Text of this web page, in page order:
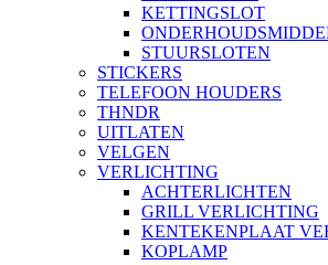
KETTINGSLOT
STUURSLOTEN
STICKERS
TELEFOON HOUDERS
THNDR
UITLATEN
VELGEN
VERLICHTING
ACHTERLICHTEN
GRILL VERLICHTING
KENTEKENPLAAT
KOPLAMP